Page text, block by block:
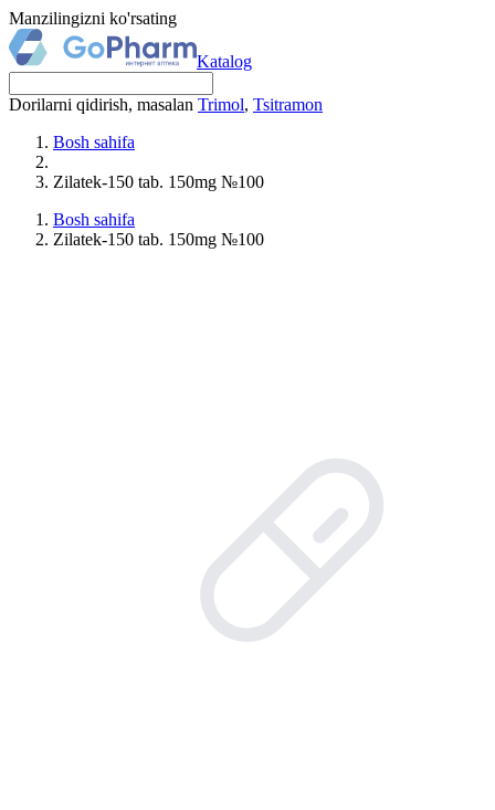
Manzilingizni ko'rsating
Katalog
Dorilarni qidirish, masalan Trimol, Tsitramon
Bosh sahifa
Zilatek-150 tab. 150mg №100
Bosh sahifa
Zilatek-150 tab. 150mg №100